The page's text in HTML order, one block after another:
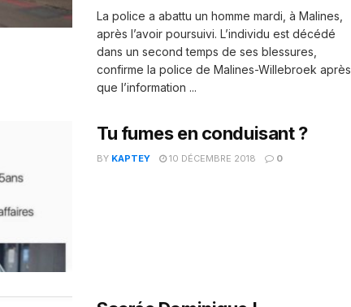
La police a abattu un homme mardi, à Malines,
après l’avoir poursuivi. L’individu est décédé
dans un second temps de ses blessures,
confirme la police de Malines-Willebroek après
que l’information ...
Tu fumes en conduisant ?
BY KAPTEY 10 DÉCEMBRE 2018 0